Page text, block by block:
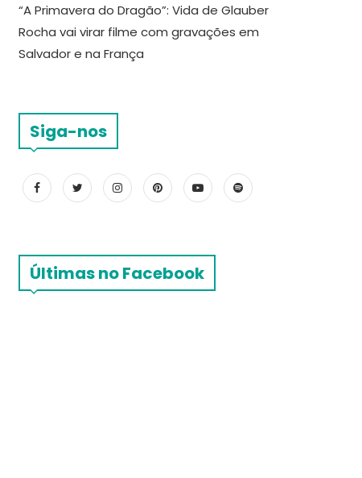
“A Primavera do Dragão”: Vida de Glauber
Rocha vai virar filme com gravações em
Salvador e na França
Siga-nos
Últimas no Facebook